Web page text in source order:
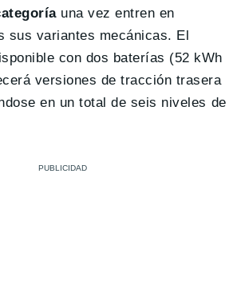
una vez entren en
sus variantes mecánicas. El
con dos baterías (52 kWh
versiones de tracción trasera
en un total de seis niveles de